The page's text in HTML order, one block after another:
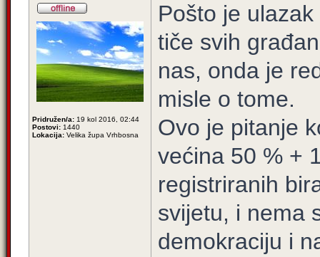
Pridružen/a: 19 kol 2016, 02:44
Postovi: 1440
Lokacija: Velika župa Vrhbosna
Pošto je
tiče svih
nas, onda je
misle o tome.
Ovo je pitanje
većina 50 % +
registriranih
svijetu, i nema
demokraciju i